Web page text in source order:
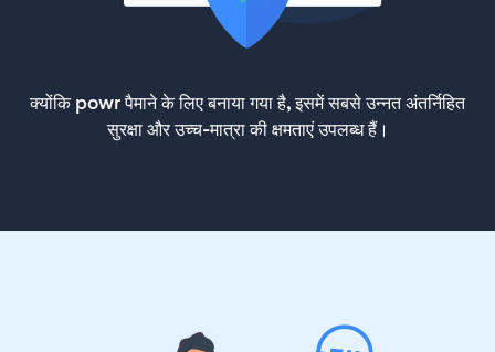
क्योंकि powr पैमाने के लिए बनाया गया है, इसमें सबसे उन्नत अंतर्निहित
सुरक्षा और उच्च-मात्रा की क्षमताएं उपलब्ध हैं।